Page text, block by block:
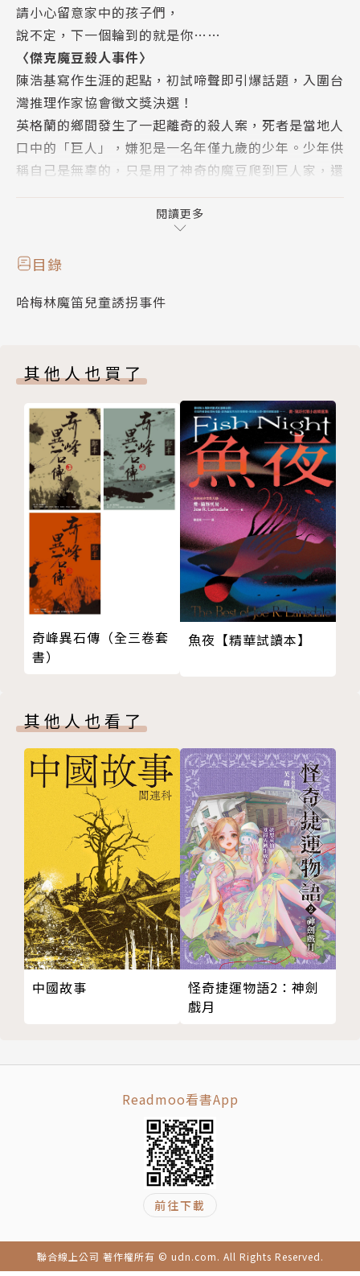
請小心留意家中的孩子們，
說不定，下一個輪到的就是你……
〈傑克魔豆殺人事件〉
陳浩基寫作生涯的起點，初試啼聲即引爆話題，入圍台
灣推理作家協會徵文獎決選！
英格蘭的鄉間發生了一起離奇的殺人案，死者是當地人
口中的「巨人」，嫌犯是一名年僅九歲的少年。少年供
稱自己是無辜的，只是用了神奇的魔豆爬到巨人家，還
新增1萬字以上內容，推理迷心目中的夢幻逸品終於以
一名驚魂未定的少婦獨自徘徊在冰冷的雪地裡，她自稱
邪惡的殺人魔王嗎？還是背後隱藏著更駭人的陰謀？
醞釀10年，近12萬字，從未曝光的隱藏神作！完整收
錄陳浩基親述創作源起、童話原典及取材過程的真實幕
後故事！
為了解決哈梅林地區嚴重的鼠患，當地豪紳委託神秘的
吹笛人捕鼠，事成之後卻又翻臉不付錢。不久之後，城
鎮中的小孩開始離奇失蹤，受害者的家門口也出現勒索
信，這是吹笛人的報復嗎？難道，他擁有不可思議的魔
法？
從犯罪懸疑到社會寫實，從奇幻科幻到恐怖驚悚，陳浩
基每一次出手，都是創作維度的躍進。「童話推理」則
是他融合推理與童話的嶄新嘗試，透過嚴謹的考證，不
但完美還原中世紀迷信的黑暗氛圍，更將我們耳熟能詳
凝鍊出令人拍案叫絕的閱讀魔力！
作者簡介
陳浩基
香港中文大學計算機科學系畢業，台灣推理作家協會海
外成員。2008年以童話推理作品〈傑克魔豆殺人事
件〉入圍第六屆「台灣推理作家協會徵文獎」決選，翌
年又以續作〈藍鬍子的密室〉及犯罪推理作品〈窺伺藍
色的藍〉同時入圍第七屆「台灣推理作家協會徵文獎」
決選，並以〈藍鬍子的密室〉贏得首獎。之後，以推理
小說《合理推論》獲得「可米瑞智百萬電影小說獎」第
三名，以科幻短篇〈時間就是金錢〉獲得第十屆「倪匡
推理小說獎」首獎。他的長篇力作《13．67》則創下
個人高峰，不但獲頒2015年台北國際書展「書展大
獎」、誠品書店「閱讀職人大賞」、第一屆「香港文學
季推薦獎」，更一舉囊括週刊文春10大推理小說和偵
探小說研究會10大本格推理小說雙料第一名、這本推
理小說真厲害10大推理小說第二名，以及booklog海
外小說大賞，創下華文推理小說在日本出版界的空前紀
即將改編拍成華語、韓語電影和連續劇。
閱讀更多
目錄
哈梅林魔笛兒童誘拐事件
其他人也買了
奇峰異石傳（全三卷套
書）
魚夜【精華試讀本】
其他人也看了
中國故事
怪奇捷運物語2：神劍
戲月
Readmoo看書App
前往下載
聯合線上公司 著作權所有 © udn.com. All Rights Reserved.